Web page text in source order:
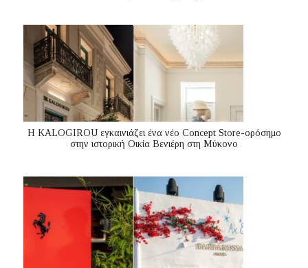
Η KALOGIROU εγκαινιάζει ένα νέο Concept Store-ορόσημο
στην ιστορική Οικία Βενιέρη στη Μύκονο